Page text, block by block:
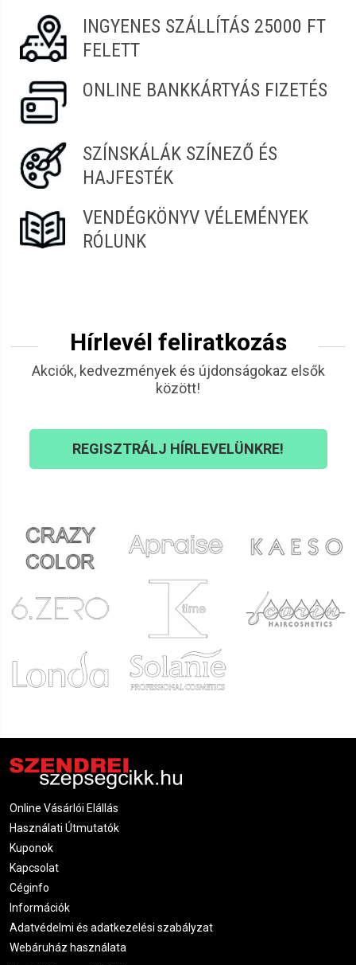
INGYENES SZÁLLÍTÁS 25000 FT
FELETT
ONLINE BANKKÁRTYÁS FIZETÉS
SZÍNSKÁLÁK SZÍNEZŐ ÉS
HAJFESTÉK
VENDÉGKÖNYV VÉLEMÉNYEK
RÓLUNK
Hírlevél feliratkozás
Akciók, kedvezmények és újdonságokaz elsők
között!
REGISZTRÁLJ HÍRLEVELÜNKRE!
Online Vásárlói Elállás
Használati Útmutatók
Kuponok
Kapcsolat
Céginfo
Információk
Adatvédelmi és adatkezelési szabályzat
Webáruház használata